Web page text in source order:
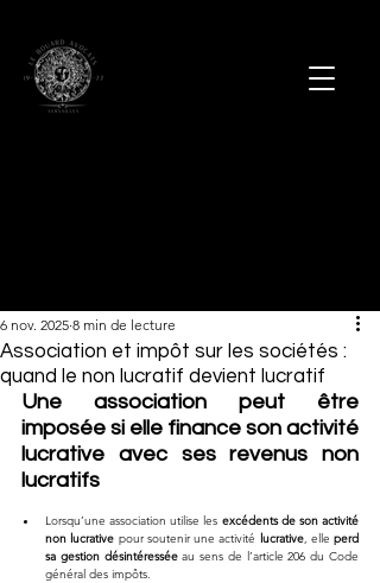
Association et impôt sur les sociétés :
quand le non lucratif devient lucratif
6 nov. 2025 8 min de lecture
Une association peut être
imposée si elle finance son activité
lucrative avec ses revenus non
lucratifs
Lorsqu’une association utilise les excédents de son activité
non lucrative pour soutenir une activité lucrative, elle perd
sa gestion désintéressée au sens de l’article 206 du Code
général des impôts.